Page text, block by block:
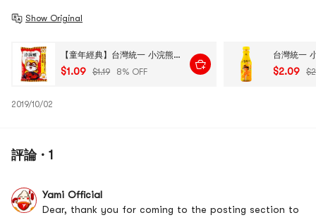
Show Original
【童年經典】台灣統一 小浣熊乾脆麵 銷魂辣蟹味 35g
$1.09 $1.19 8% OFF $2.09
2019/10/02
評論 · 1
Yami Official
Dear, thank you for coming to the posting section to